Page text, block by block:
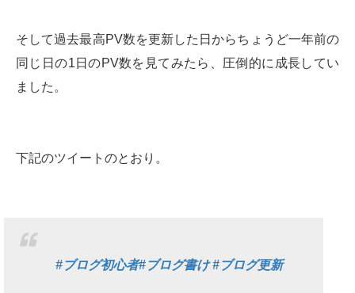
そして過去最高PV数を更新した日からちょうど一年前の
同じ日の1日のPV数を見てみたら、圧倒的に成長してい
ました。
下記のツイートのとおり。
#ブログ初心者#ブログ書け #ブログ更新